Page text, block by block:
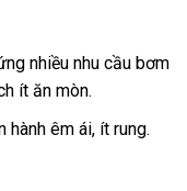
nhiều nhu cầu bơm
ít ăn mòn.
êm ái, ít rung.